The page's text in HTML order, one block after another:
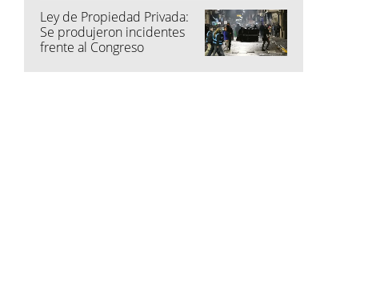
Ley de Propiedad Privada:
Se produjeron incidentes
frente al Congreso